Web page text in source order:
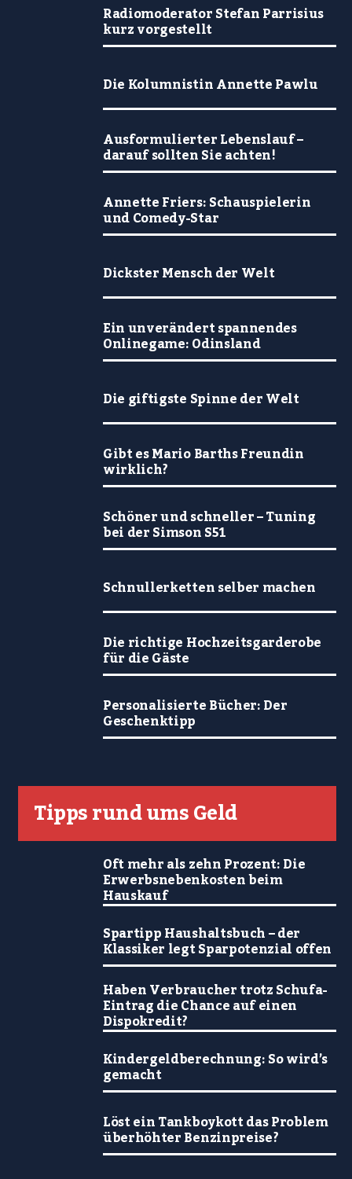
Radiomoderator Stefan Parrisius
kurz vorgestellt
Die Kolumnistin Annette Pawlu
Ausformulierter Lebenslauf –
darauf sollten Sie achten!
Annette Friers: Schauspielerin
und Comedy-Star
Dickster Mensch der Welt
Ein unverändert spannendes
Onlinegame: Odinsland
Die giftigste Spinne der Welt
Gibt es Mario Barths Freundin
wirklich?
Schöner und schneller – Tuning
bei der Simson S51
Schnullerketten selber machen
Die richtige Hochzeitsgarderobe
für die Gäste
Personalisierte Bücher: Der
Geschenktipp
Tipps rund ums Geld
Oft mehr als zehn Prozent: Die
Erwerbsnebenkosten beim
Hauskauf
Spartipp Haushaltsbuch – der
Klassiker legt Sparpotenzial offen
Haben Verbraucher trotz Schufa-
Eintrag die Chance auf einen
Dispokredit?
Kindergeldberechnung: So wird’s
gemacht
Löst ein Tankboykott das Problem
überhöhter Benzinpreise?